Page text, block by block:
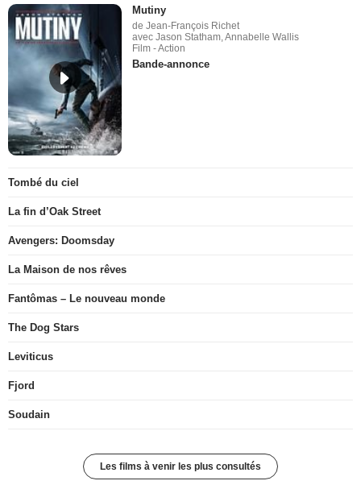
Mutiny
de Jean-François Richet
avec Jason Statham, Annabelle Wallis
Film - Action
Bande-annonce
Tombé du ciel
La fin d’Oak Street
Avengers: Doomsday
La Maison de nos rêves
Fantômas – Le nouveau monde
The Dog Stars
Leviticus
Fjord
Soudain
Les films à venir les plus consultés